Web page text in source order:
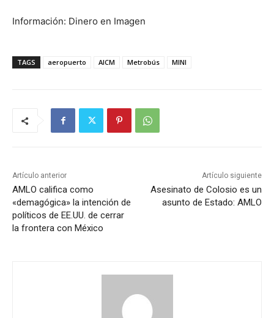
Información: Dinero en Imagen
TAGS aeropuerto AICM Metrobús MINI
Artículo anterior
AMLO califica como
«demagógica» la intención de
políticos de EE.UU. de cerrar
la frontera con México
Artículo siguiente
Asesinato de Colosio es un
asunto de Estado: AMLO